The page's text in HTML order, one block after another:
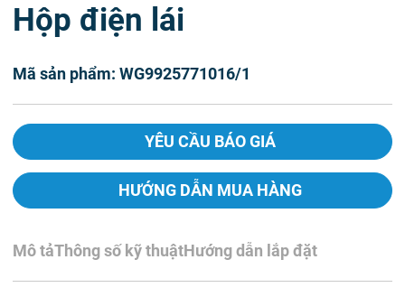
Hộp điện lái
Mã sản phẩm: WG9925771016/1
YÊU CẦU BÁO GIÁ
HƯỚNG DẪN MUA HÀNG
Mô tảThông số kỹ thuậtHướng dẫn lắp đặt